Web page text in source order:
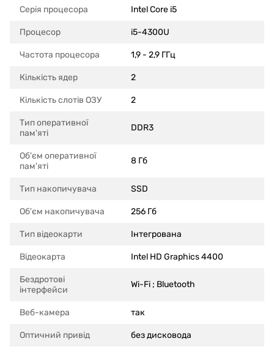
Серія процесора Intel Core i5
Процесор i5-4300U
Частота процесора 1,9 - 2,9 ГГц
Кількість ядер 2
Кількість слотів ОЗУ 2
Тип оперативної
пам'яті
DDR3
Об'єм оперативної
пам'яті
8 Гб
Тип накопичувача SSD
Об'єм накопичувача 256 Гб
Тип відеокарти Інтегрована
Відеокарта Intel HD Graphics 4400
Бездротові
інтерфейси
Wi-Fi ; Bluetooth
Веб-камера так
Оптичний привід без дисковода